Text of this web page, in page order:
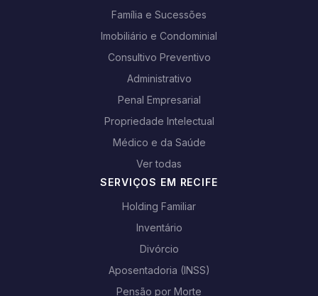
Família e Sucessões
Imobiliário e Condominial
Consultivo Preventivo
Administrativo
Penal Empresarial
Propriedade Intelectual
Médico e da Saúde
Ver todas
SERVIÇOS EM RECIFE
Holding Familiar
Inventário
Divórcio
Aposentadoria (INSS)
Pensão por Morte